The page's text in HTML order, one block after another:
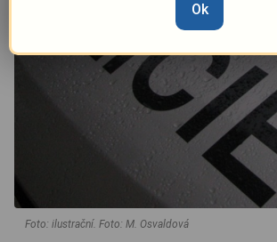
Foto: ilustrační. Foto: M. Osvaldová
Ok